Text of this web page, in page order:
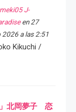
J-
en 27
2026 a las 2:51
Kikuchi /
」北岡夢子 恋